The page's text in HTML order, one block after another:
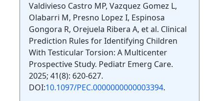
Valdivieso Castro MP, Vazquez Gomez L,
Olabarri M, Presno Lopez I, Espinosa
Gongora R, Orejuela Ribera A, et al. Clinical
Prediction Rules for Identifying Children
With Testicular Torsion: A Multicenter
Prospective Study. Pediatr Emerg Care.
2025; 41(8): 620-627.
DOI:10.1097/PEC.0000000000003394.